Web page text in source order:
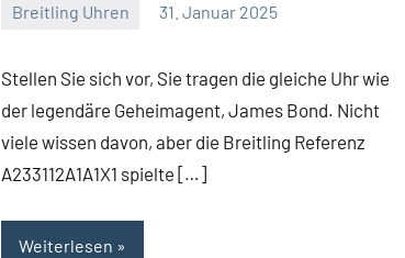
Breitling Uhren 31. Januar 2025
Navitimer
Stellen Sie sich vor, Sie tragen die gleiche Uhr wie
der legendäre Geheimagent, James Bond. Nicht
viele wissen davon, aber die Breitling Referenz
A233112A1A1X1 spielte […]
Weiterlesen